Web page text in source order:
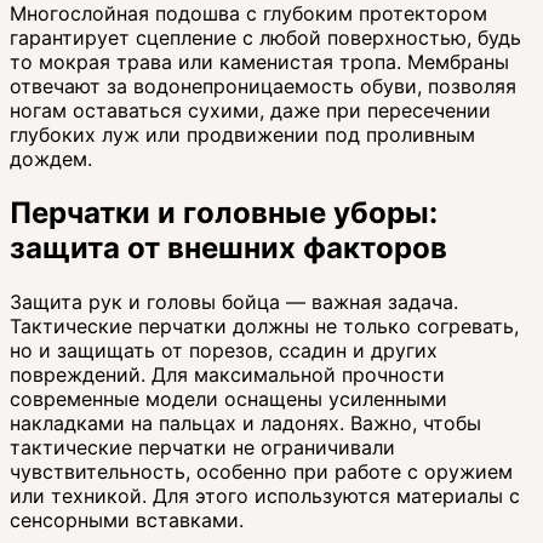
Многослойная подошва с глубоким протектором
гарантирует сцепление с любой поверхностью, будь
то мокрая трава или каменистая тропа. Мембраны
отвечают за водонепроницаемость обуви, позволяя
ногам оставаться сухими, даже при пересечении
глубоких луж или продвижении под проливным
дождем.
Перчатки и головные уборы:
защита от внешних факторов
Защита рук и головы бойца — важная задача.
Тактические перчатки должны не только согревать,
но и защищать от порезов, ссадин и других
повреждений. Для максимальной прочности
современные модели оснащены усиленными
накладками на пальцах и ладонях. Важно, чтобы
тактические перчатки не ограничивали
чувствительность, особенно при работе с оружием
или техникой. Для этого используются материалы с
сенсорными вставками.